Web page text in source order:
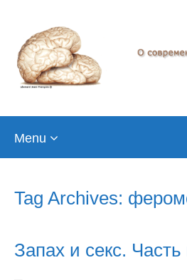
Menu
Tag Archives:
Запах и секс. Часть